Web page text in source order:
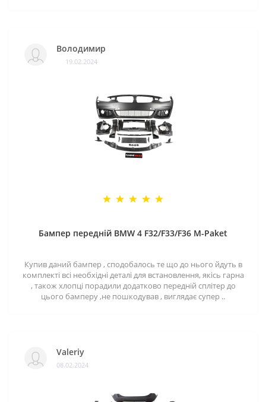
Володимир
19.02.2024
Бампер передній BMW 4 F32/F33/F36 M-Paket
Купив даний бампер , сподобалось те що до нього йдуть в
комплекті всі необхідні деталі для встановлення, якісь гарна
, також хлопці порадили додатково передній сплітер до
цього бамперу ,не пошкодував , виглядає супер ..
Valeriy
08.02.2024